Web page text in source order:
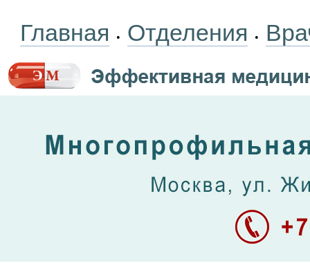
Главная • Отделения •